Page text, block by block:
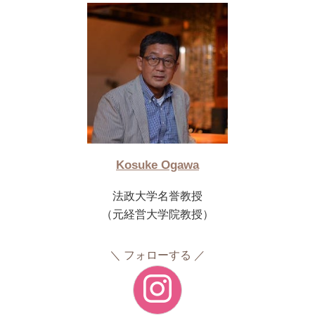
Kosuke Ogawa
法政大学名誉教授
（元経営大学院教授）
フォローする